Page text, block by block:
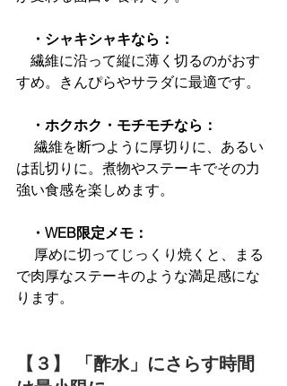
・シャキシャキなら：
繊維に沿って縦に薄く切るのがおす
すめ。きんぴらやサラダに最適です。
・ホクホク・モチモチなら：
繊維を断つように厚切りに、あるい
は乱切りに。煮物やステーキでその力
強い食感を楽しめます。
・WEB限定メモ：
厚めに切ってじっくり焼くと、まる
で肉厚なステーキのような満足感にな
ります。
【３】 「酢水」にさらす時間